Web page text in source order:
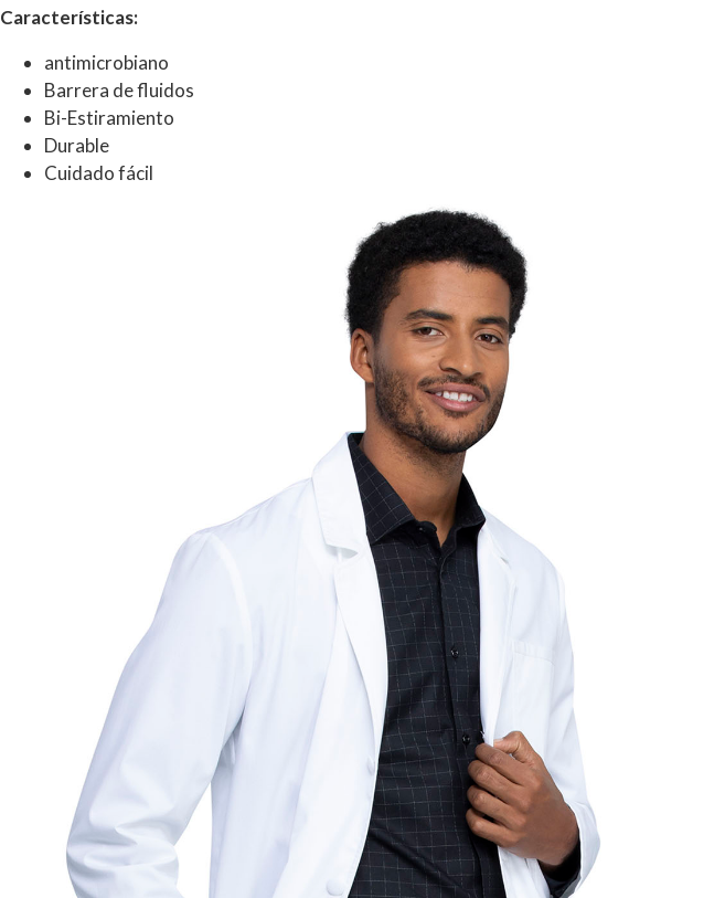
Características:
antimicrobiano
Barrera de fluidos
Bi-Estiramiento
Durable
Cuidado fácil